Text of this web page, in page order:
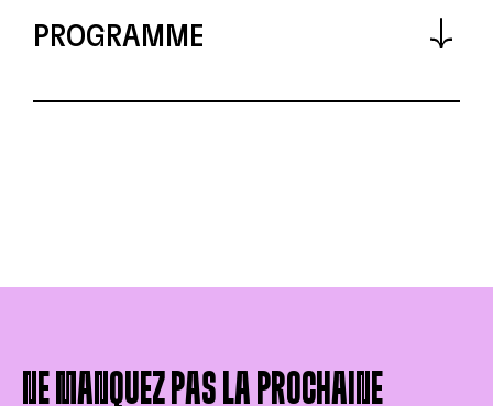
PROGRAMME
NE MANQUEZ PAS LA PROCHAINE